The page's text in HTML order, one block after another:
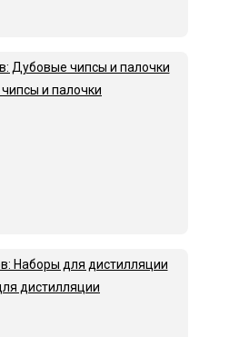
и палочки
дистилляции